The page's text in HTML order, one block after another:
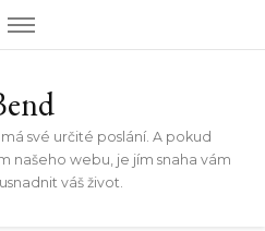
své určité poslání. A pokud
našeho webu, je jím snaha vám
váš život.